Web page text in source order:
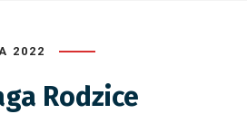
2022
Rodzice